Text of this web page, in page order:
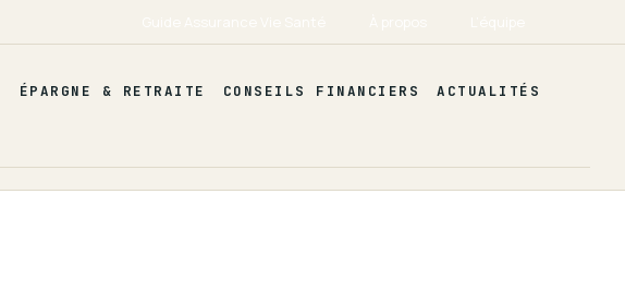
ÉPARGNE & RETRAITE CONSEILS FINANCIERS ACTUALITÉS